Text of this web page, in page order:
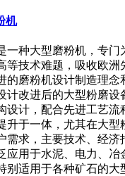
机
一种大型磨粉机，专门
等技术难题，吸收欧洲
的磨粉机设计制造理念
计改进后的大型粉磨设
设计，配合先进工艺流
升于一体，尤其在大型
需求，主要技术、经济
应用于水泥、电力、冶
别适用于各种矿石的大